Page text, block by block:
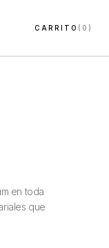
CARRITO (0)
en toda
que